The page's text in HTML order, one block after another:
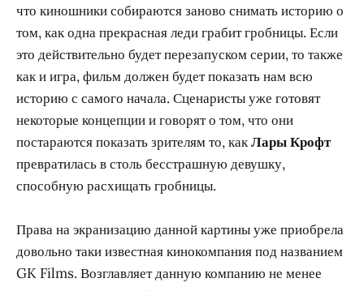
что киношники собираются заново снимать историю о
том, как одна прекрасная леди грабит гробницы. Если
это действительно будет перезапуском серии, то также
как и игра, фильм должен будет показать нам всю
историю с самого начала. Сценаристы уже готовят
некоторые концепции и говорят о том, что они
постараются показать зрителям то, какЛары Крофт
превратилась в столь бесстрашную девушку,
способную расхищать гробницы.
Права на экранизацию данной картины уже приобрела
довольно таки известная кинокомпания под названием
GK Films. Возглавляет данную компанию не менее